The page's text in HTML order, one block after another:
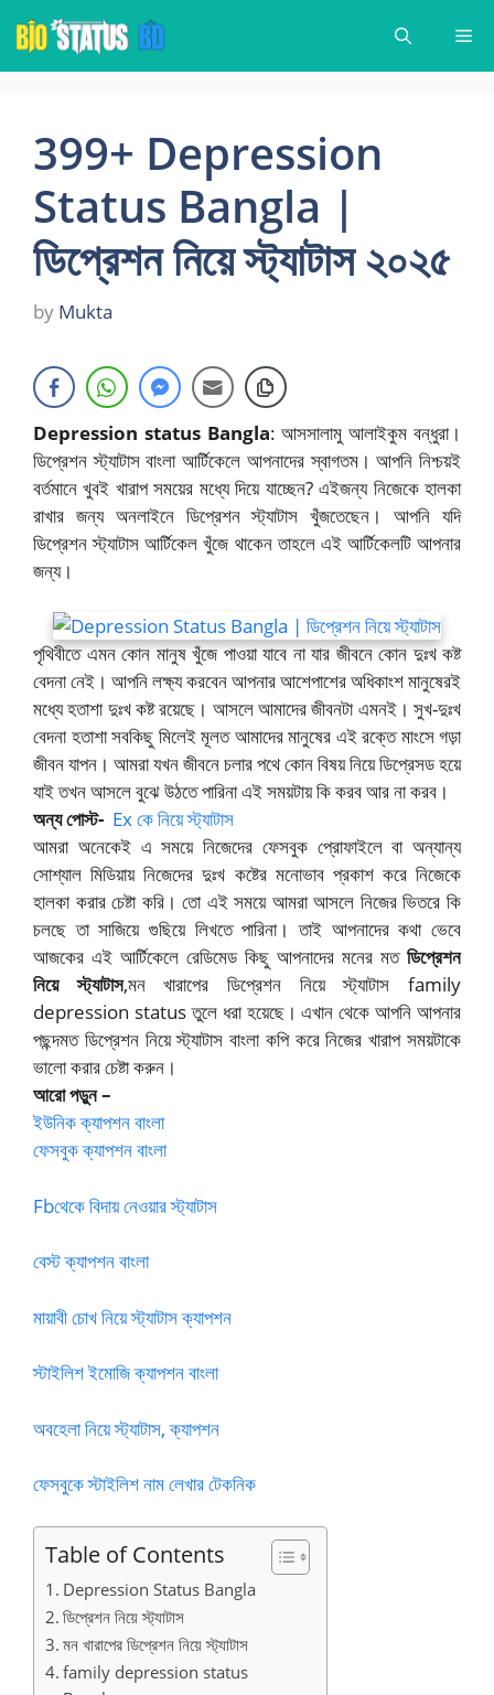
Skip
content
399+ Depression
Status Bangla |
ডিপ্রেশন নিয়ে স্ট্যাটাস ২০২৫
by Mukta
Depression status Bangla: আসসালামু আলাইকুম বন্ধুরা।
ডিপ্রেশন স্ট্যাটাস বাংলা আর্টিকেলে আপনাদের স্বাগতম। আপনি নিশ্চয়ই
বর্তমানে খুবই খারাপ সময়ের মধ্যে দিয়ে যাচ্ছেন? এইজন্য নিজেকে হালকা
রাখার জন্য অনলাইনে ডিপ্রেশন স্ট্যাটাস খুঁজতেছেন। আপনি যদি
ডিপ্রেশন স্ট্যাটাস আর্টিকেল খুঁজে থাকেন তাহলে এই আর্টিকেলটি আপনার
জন্য।
পৃথিবীতে এমন কোন মানুষ খুঁজে পাওয়া যাবে না যার জীবনে কোন দুঃখ কষ্ট
বেদনা নেই। আপনি লক্ষ্য করবেন আপনার আশেপাশের অধিকাংশ মানুষেরই
মধ্যে হতাশা দুঃখ কষ্ট রয়েছে। আসলে আমাদের জীবনটা এমনই। সুখ-দুঃখ
বেদনা হতাশা সবকিছু মিলেই মূলত আমাদের মানুষের এই রক্তে মাংসে গড়া
জীবন যাপন। আমরা যখন জীবনে চলার পথে কোন বিষয় নিয়ে ডিপ্রেসড হয়ে
যাই তখন আসলে বুঝে উঠতে পারিনা এই সময়টায় কি করব আর না করব।
অন্য পোস্ট- Ex কে নিয়ে স্ট্যাটাস
আমরা অনেকেই এ সময়ে নিজেদের ফেসবুক প্রোফাইলে বা অন্যান্য
সোশ্যাল মিডিয়ায় নিজেদের দুঃখ কষ্টের মনোভাব প্রকাশ করে নিজেকে
হালকা করার চেষ্টা করি। তো এই সময়ে আমরা আসলে নিজের ভিতরে কি
চলছে তা সাজিয়ে গুছিয়ে লিখতে পারিনা। তাই আপনাদের কথা ভেবে
আজকের এই আর্টিকেলে রেডিমেড কিছু আপনাদের মনের মত ডিপ্রেশন
নিয়ে
স্ট্যাটাস,মন খারাপের ডিপ্রেশন নিয়ে স্ট্যাটাস family
depression status তুলে ধরা হয়েছে। এখান থেকে আপনি আপনার
পছন্দমত ডিপ্রেশন নিয়ে স্ট্যাটাস বাংলা কপি করে নিজের খারাপ সময়টাকে
ভালো করার চেষ্টা করুন।
আরো পড়ুন –
ইউনিক ক্যাপশন বাংলা
ফেসবুক ক্যাপশন বাংলা
Fbথেকে বিদায় নেওয়ার স্ট্যাটাস
বেস্ট ক্যাপশন বাংলা
মায়াবী চোখ নিয়ে স্ট্যাটাস ক্যাপশন
স্টাইলিশ ইমোজি ক্যাপশন বাংলা
অবহেলা নিয়ে স্ট্যাটাস, ক্যাপশন
ফেসবুকে স্টাইলিশ নাম লেখার টেকনিক
Table of Contents
Depression Status Bangla
ডিপ্রেশন নিয়ে স্ট্যাটাস
মন খারাপের ডিপ্রেশন নিয়ে স্ট্যাটাস
family depression status